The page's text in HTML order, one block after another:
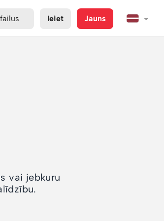
Ieiet Jauns
vai jebkuru